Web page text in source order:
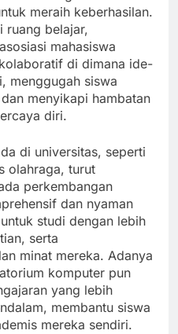
meraih keberhasilan.
ruang belajar,
mahasiswa
di dimana ide-
menggugah siswa
menyikapi hambatan
diri.
di universitas, seperti
olahraga, turut
perkembangan
dan nyaman
studi dengan lebih
serta
minat mereka. Adanya
komputer pun
yang lebih
membantu siswa
mereka sendiri.